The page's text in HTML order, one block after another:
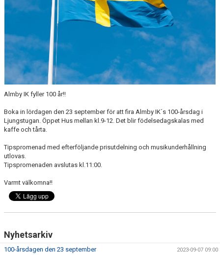
Almby IK fyller 100 år!!
Boka in lördagen den 23 september för att fira Almby IK´s 100-årsdag i
Ljungstugan. Öppet Hus mellan kl.9-12. Det blir födelsedagskalas med
kaffe och tårta.
Tipspromenad med efterföljande prisutdelning och musikunderhållning
utlovas.
Tipspromenaden avslutas kl.11:00.
Varmt välkomna!!
Nyhetsarkiv
100-årsdagen den 23 september 2023-09-07 09:00